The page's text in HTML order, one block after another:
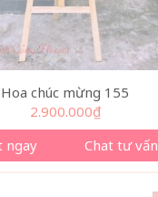
Hoa chúc mừng 155
2.900.000₫
ngay
Chat tư vấn